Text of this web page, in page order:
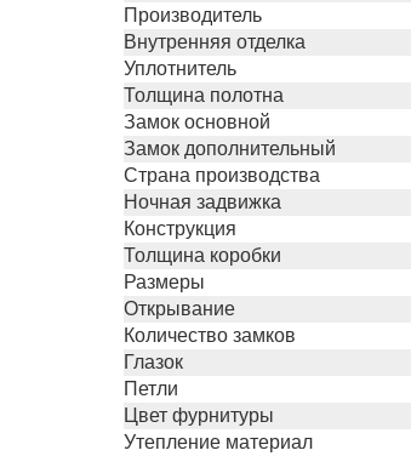
Производитель
Внутренняя отделка
Уплотнитель
Толщина полотна
Замок основной
Замок дополнительный
Страна производства
Ночная задвижка
Конструкция
Толщина коробки
Размеры
Открывание
Количество замков
Глазок
Петли
Цвет фурнитуры
Утепление материал